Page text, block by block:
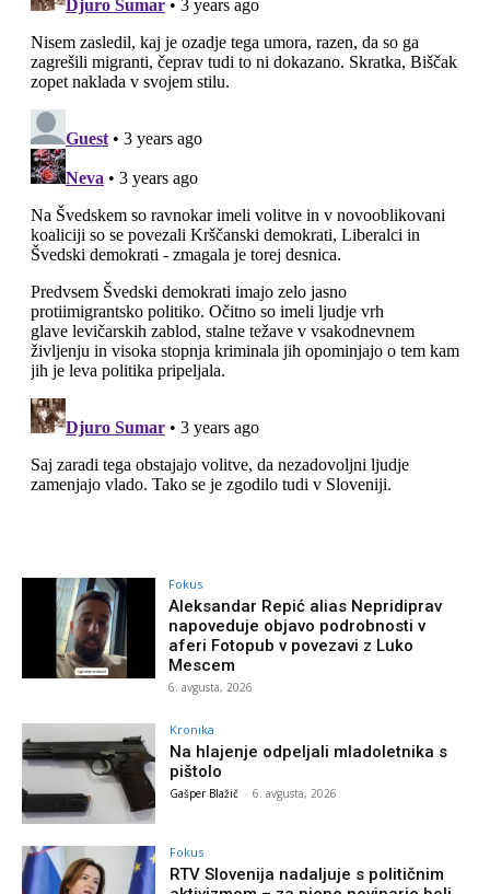
Fokus
Aleksandar Repić alias Nepridiprav
napoveduje objavo podrobnosti v
aferi Fotopub v povezavi z Luko
Mescem
6. avgusta, 2026
Kronika
Na hlajenje odpeljali mladoletnika s
pištolo
Gašper Blažič - 6. avgusta, 2026
Fokus
RTV Slovenija nadaljuje s političnim